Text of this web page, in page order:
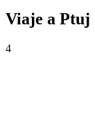
Viaje a Ptuj
4